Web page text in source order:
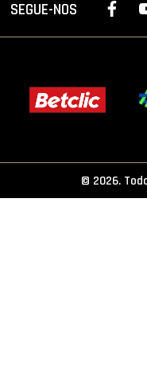
LIGA BETCLIC
LIGA BETCLIC
SEGUE-NOS
© 2026.